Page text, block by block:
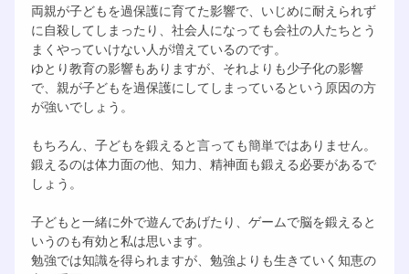
両親が子どもを過保護に育てた影響で、いじめに耐えられず
に自殺してしまったり、社会人になっても会社の人たちとう
まくやっていけない人が増えているのです。
ゆとり教育の影響もありますが、それよりも少子化の影響
で、親が子どもを過保護にしてしまっているという原因の方
が強いでしょう。
もちろん、子どもを鍛えると言っても簡単ではありません。
鍛えるのは体力面の他、知力、精神面も鍛える必要があるで
しょう。
子どもと一緒に外で遊んであげたり、ゲームで脳を鍛えると
いうのも有効と私は思います。
勉強では知識を得られますが、勉強よりも生きていく知恵の